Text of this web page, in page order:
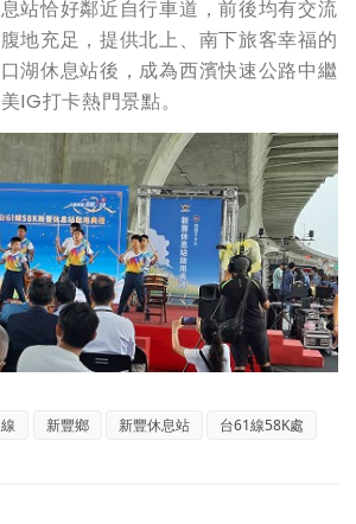
站恰好鄰近自行車道，前後均有交流
地充足，提供北上、南下旅客幸福的
湖休息站後，成為西濱快速公路中繼
IG打卡熱門景點。
新豐鄉 新豐休息站 台61線58K處